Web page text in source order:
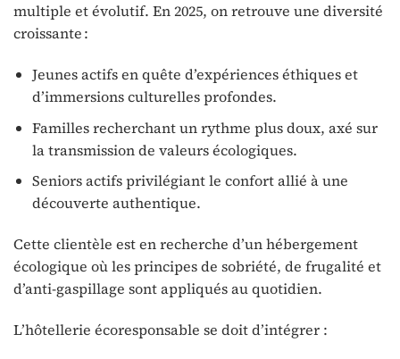
multiple et évolutif. En 2025, on retrouve une diversité
croissante :
Jeunes actifs en quête d’expériences éthiques et
d’immersions culturelles profondes.
Familles recherchant un rythme plus doux, axé sur
la transmission de valeurs écologiques.
Seniors actifs privilégiant le confort allié à une
découverte authentique.
Cette clientèle est en recherche d’un hébergement
écologique où les principes de sobriété, de frugalité et
d’anti-gaspillage sont appliqués au quotidien.
L’hôtellerie écoresponsable se doit d’intégrer :